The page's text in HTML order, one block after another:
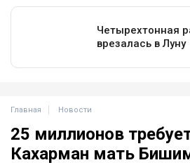
Главная Новости
25 миллионов
Кахарман мать